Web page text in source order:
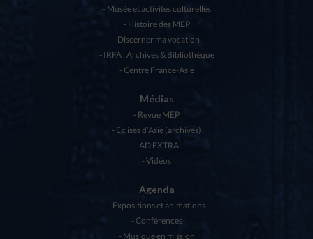
Musée et activités culturelles
Histoire des MEP
Discerner ma vocation
IRFA : Archives & Bibliothèque
Centre France-Asie
Médias
Revue MEP
Eglises d’Asie (archives)
AD EXTRA
Vidéos
Agenda
Expositions et animations
Conférences
Musique en mission